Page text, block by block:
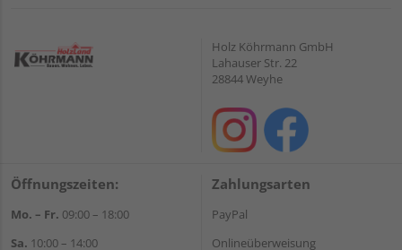
Holz Köhrmann GmbH
Lahauser Str. 22
28844 Weyhe
Öffnungszeiten:
Mo. – Fr. 09:00 – 18:00
Sa. 10:00 – 14:00
Zahlungsarten
PayPal
Onlineüberweisung